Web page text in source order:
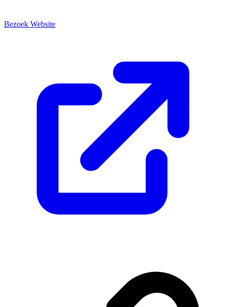
Bezoek Website